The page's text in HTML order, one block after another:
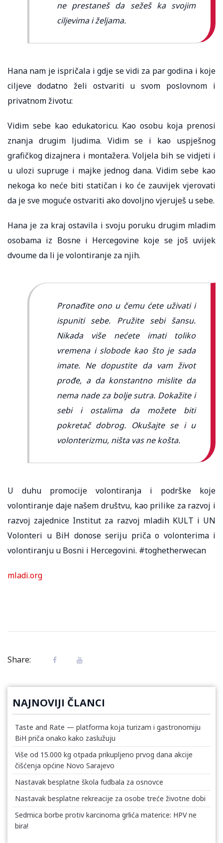
ne prestaneš da sežeš ka svojim
ciljevima i željama.
Hana nam je ispričala i gdje se vidi za par godina i koje
ciljeve dodatno želi ostvariti u svom poslovnom i
privatnom životu:
Vidim sebe kao edukatoricu. Kao osobu koja prenosi
znanja drugim ljudima. Vidim se i kao uspješnog
grafičkog dizajnera i montažera. Voljela bih se vidjeti i
u ulozi supruge i majke jednog dana. Vidim sebe kao
nekoga ko neće biti statičan i ko će zauvijek vjerovati
da je sve moguće ostvariti ako dovoljno vjeruješ u sebe.
Hana je za kraj ostavila i svoju poruku drugim mladim
osobama iz Bosne i Hercegovine koje se još uvijek
dvoume da li je volontiranje za njih.
Pronađite ono u čemu ćete uživati i
ispuniti sebe. Pružite sebi šansu.
Nikada više nećete imati toliko
vremena i slobode kao što je sada
imate. Ne dopustite da vam život
prođe, a da konstantno mislite da
nema nade za bolje sutra. Dokažite i
sebi i ostalima da možete biti
pokretač dobrog. Okušajte se i u
volonterizmu, ništa vas ne košta.
U duhu promocije volontiranja i podrške koje
volontiranje daje našem društvu, kao prilike za razvoj i
razvoj zajednice Institut za razvoj mladih KULT i UN
Volonteri u BiH donose seriju priča o volonterima i
volontiranju u Bosni i Hercegovini. #toghetherwecan
mladi.org
Share:
NAJNOVIJI ČLANCI
Taste and Rate — platforma koja turizam i gastronomiju
BiH priča onako kako zaslužuju
Više od 15.000 kg otpada prikupljeno prvog dana akcije
čišćenja općine Novo Sarajevo
Nastavak besplatne škola fudbala za osnovce
Nastavak besplatne rekreacije za osobe treće životne dobi
Sedmica borbe protiv karcinoma grlića materice: HPV ne
bira!